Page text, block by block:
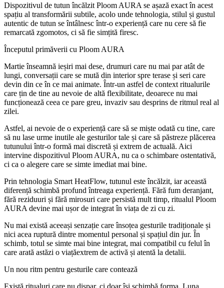
Dispozitivul de tutun încălzit Ploom AURA se așază exact în acest
spațiu al transformării subtile, acolo unde tehnologia, stilul și gustul
autentic de tutun se întâlnesc într-o experiență care nu cere să fie
remarcată zgomotos, ci să fie simțită firesc.
Începutul primăverii cu Ploom AURA
Martie înseamnă ieșiri mai dese, drumuri care nu mai par atât de
lungi, conversații care se mută din interior spre terase și seri care
devin din ce în ce mai animate. Într-un astfel de context ritualurile
care țin de tine au nevoie de altă flexibilitate, deoarece nu mai
funcționează ceea ce pare greu, invaziv sau desprins de ritmul real al
zilei.
Astfel, ai nevoie de o experiență care să se miște odată cu tine, care
să nu lase urme inutile ale gesturilor tale și care să păstreze plăcerea
tutunului într-o formă mai discretă și extrem de actuală. Aici
intervine dispozitivul Ploom AURA, nu ca o schimbare ostentativă,
ci ca o alegere care se simte imediat mai bine.
Prin tehnologia Smart HeatFlow, tutunul este încălzit, iar această
diferență schimbă profund întreaga experiență. Fără fum deranjant,
fără reziduuri și fără mirosuri care persistă mult timp, ritualul Ploom
AURA devine mai ușor de integrat în viața de zi cu zi.
Nu mai există aceeași senzație care însoțea gesturile tradiționale și
nici acea ruptură dintre momentul personal și spațiul din jur. În
schimb, totul se simte mai bine integrat, mai compatibil cu felul în
care arată astăzi o viațăextrem de activă și atentă la detalii.
Un nou ritm pentru gesturile care contează
Există ritualuri care nu dispar, ci doar își schimbă forma. Luna